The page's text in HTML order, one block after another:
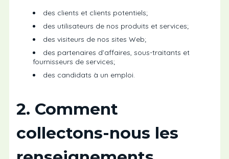
des clients et clients potentiels;
des utilisateurs de nos produits et services;
des visiteurs de nos sites Web;
des partenaires d’affaires, sous-traitants et
fournisseurs de services;
des candidats à un emploi.
2. Comment
collectons-nous les